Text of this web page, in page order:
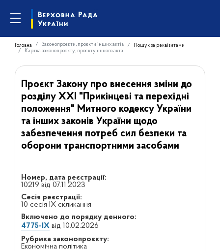
Головна Законопроєкти, проєкти інших актів
Пошук за реквізитами
Картка законопроєкту, проєкту іншого акта
Проєкт Закону про внесення зміни до
розділу ХХІ "Прикінцеві та перехідні
положення" Митного кодексу України
та інших законів України щодо
забезпечення потреб сил безпеки та
оборони транспортними засобами
Номер, дата реєстрації:
10219 від 07.11.2023
Сесія реєстрації:
10 сесія IX скликання
Включено до порядку денного:
4775-IXвід 10.02.2026
Рубрика законопроєкту:
Економічна політика